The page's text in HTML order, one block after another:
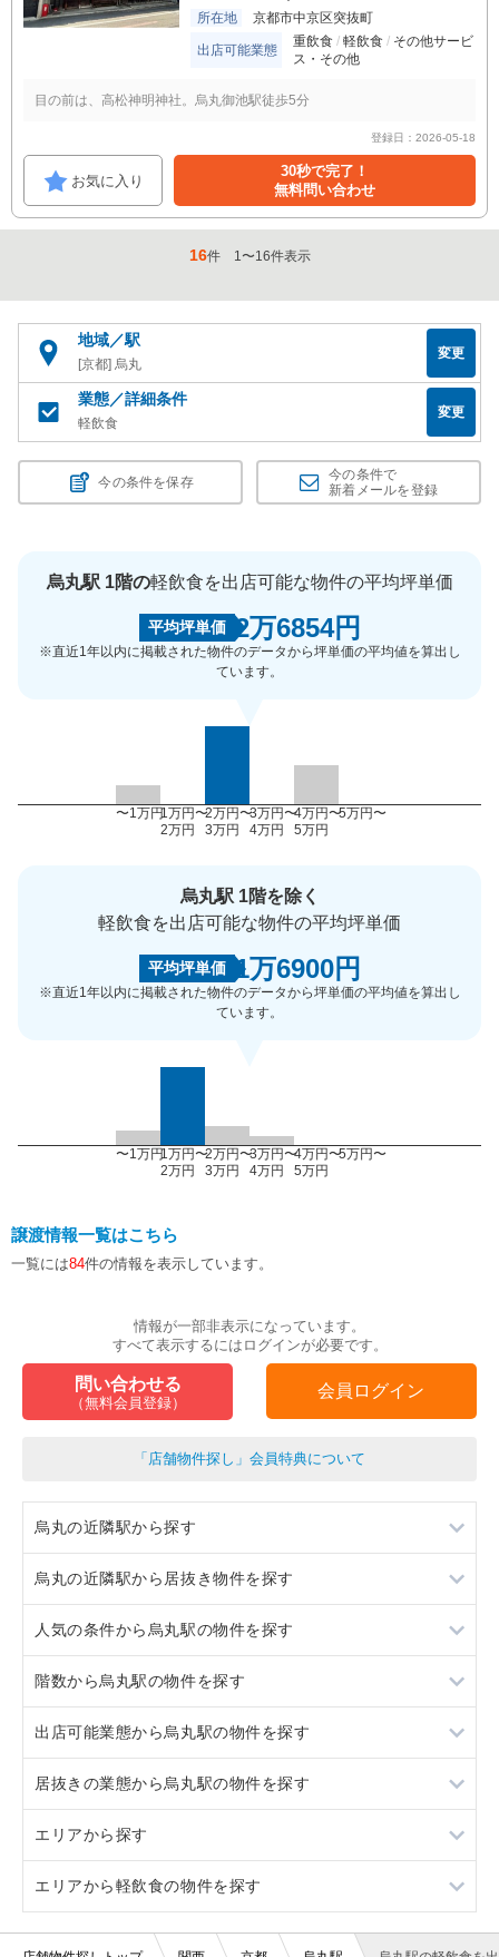
所在地
京都市中京区突抜町
出店可能業態
重飲食 軽飲食
その他サービ
ス・その他
目の前は、高松神明神社。烏丸御池駅徒歩5分
登録日：2026-05-18
お気に入り
30秒で完了！
無料問い合わせ
16件 1〜16件表示
地域／駅
[京都] 烏丸
変更
業態／詳細条件
軽飲食
変更
今の条件を保存
今の条件で
新着メールを登録
烏丸駅 1階の軽飲食を出店可能な物件の平均坪単価
平均坪単価 2万6854円
※直近1年以内に掲載された物件のデータから坪単価の平均値を算出し
ています。
〜1万円1万円〜
2万円
2万円〜
3万円
3万円〜
4万円
4万円〜
5万円
5万円〜
烏丸駅 1階を除く
軽飲食を出店可能な物件の平均坪単価
平均坪単価 1万6900円
※直近1年以内に掲載された物件のデータから坪単価の平均値を算出し
ています。
〜1万円1万円〜
2万円
2万円〜
3万円
3万円〜
4万円
4万円〜
5万円
5万円〜
譲渡情報一覧はこちら
一覧には84件の情報を表示しています。
情報が一部非表示になっています。
すべて表示するにはログインが必要です。
問い合わせる
（無料会員登録）
会員ログイン
「店舗物件探し」会員特典について
烏丸の近隣駅から探す
大宮
京都河原町
西院
烏丸の近隣駅から居抜き物件を探す
大宮
京都河原町
西院
人気の条件から烏丸駅の物件を探す
居抜き
スケルトン
看板取り付け可
20坪以下
階数から烏丸駅の物件を探す
地下
1階
2階
3階以上
出店可能業態から烏丸駅の物件を探す
重飲食
軽飲食
バー・クラブ
美容室・理容室
居抜きの業態から烏丸駅の物件を探す
カフェ
居酒屋・ダイニングバー
エリアから探す
大阪
京都
エリアから軽飲食の物件を探す
大阪